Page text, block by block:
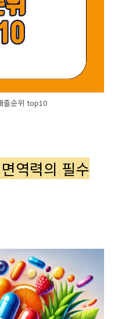
출순위 top10
역력의 필수